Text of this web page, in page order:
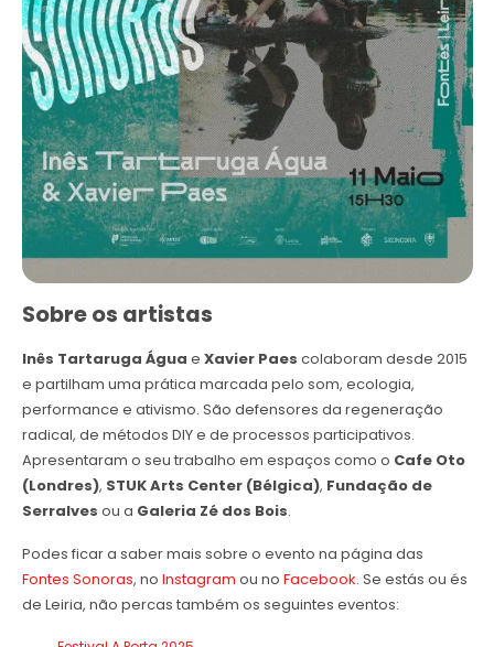
Sobre os artistas
Inês Tartaruga Água e Xavier Paes colaboram desde 2015
e partilham uma prática marcada pelo som, ecologia,
performance e ativismo. São defensores da regeneração
radical, de métodos DIY e de processos participativos.
Apresentaram o seu trabalho em espaços como o Cafe Oto
(Londres), STUK Arts Center (Bélgica), Fundação de
Serralves ou a Galeria Zé dos Bois.
Podes ficar a saber mais sobre o evento na página das
Fontes Sonoras, no Instagram ou no Facebook. Se estás ou és
de Leiria, não percas também os seguintes eventos: